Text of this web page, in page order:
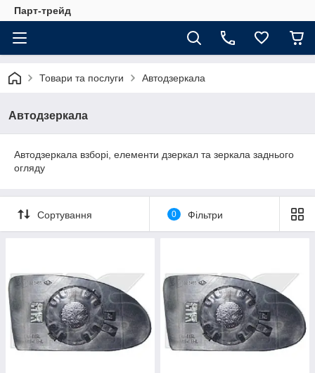
Парт-трейд
Товари та послуги Автодзеркала
Автодзеркала
Автодзеркала взборі, елементи дзеркал та зеркала заднього
огляду
Сортування 0 Фільтри